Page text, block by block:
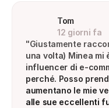
Tom
12 giorni fa
"Giustamente
una volta) Minea
influencer di e-
perché. Posso
aumentano le mie
alle sue eccellenti